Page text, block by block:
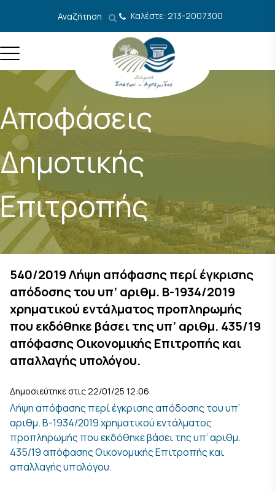
Αναζήτηση Καλέστε: 213-2007300
Αποφάσεις
Δημοτικής
Επιτροπής
540/2019 Λήψη απόφασης περί έγκρισης
απόδοσης του υπ’ αριθμ. Β-1934/2019
χρηματικού εντάλματος προπληρωμής
που εκδόθηκε βάσει της υπ’ αριθμ. 435/19
απόφασης Οικονομικής Επιτροπής και
απαλλαγής υπολόγου.
Δημοσιεύτηκε στις 22/01/25 12:06
Λήψη απόφασης περί έγκρισης απόδοσης του υπ’
αριθμ. Β-1934/2019 χρηματικού εντάλματος
προπληρωμής που εκδόθηκε βάσει της υπ’ αριθμ.
435/19 απόφασης Οικονομικής Επιτροπής και
απαλλαγής υπολόγου.